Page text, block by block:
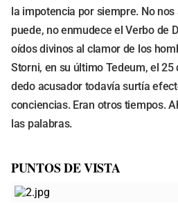
la impotencia por siempre. No
puede, no enmudece el Verbo de
oídos divinos al clamor de los
Storni, en su último Tedeum, el 25
dedo acusador todavía surtía
conciencias. Eran otros tiempos.
las palabras.
PUNTOS DE VISTA